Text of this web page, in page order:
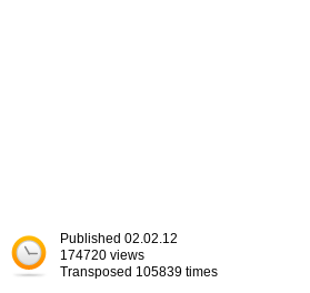
Published 02.02.12
174720 views
Transposed 105839 times